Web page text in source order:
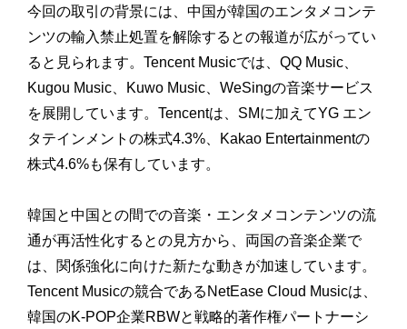
今回の取引の背景には、中国が韓国のエンタメコンテ
ンツの輸入禁止処置を解除するとの報道が広がってい
ると見られます。Tencent Musicでは、QQ Music、
Kugou Music、Kuwo Music、WeSingの音楽サービス
を展開しています。Tencentは、SMに加えてYG エン
タテインメントの株式4.3%、Kakao Entertainmentの
株式4.6%も保有しています。
韓国と中国との間での音楽・エンタメコンテンツの流
通が再活性化するとの見方から、両国の音楽企業で
は、関係強化に向けた新たな動きが加速しています。
Tencent Musicの競合であるNetEase Cloud Musicは、
韓国のK-POP企業RBWと戦略的著作権パートナーシ